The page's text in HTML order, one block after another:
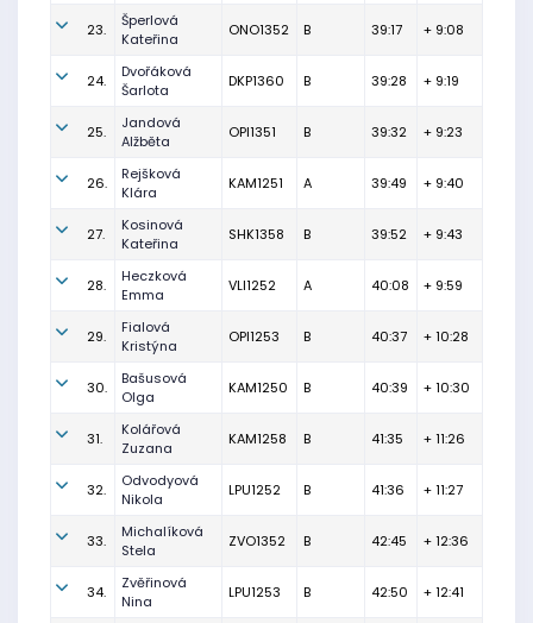
23.
Šperlová
Kateřina
ONO1352 B 39:17 + 9:08
24.
Dvořáková
Šarlota
DKP1360 B 39:28 + 9:19
25.
Jandová
Alžběta
OPI1351 B 39:32 + 9:23
26.
Rejšková
Klára
KAM1251 A 39:49 + 9:40
27.
Kosinová
Kateřina
SHK1358 B 39:52 + 9:43
28.
Heczková
Emma
VLI1252 A 40:08 + 9:59
29.
Fialová
Kristýna
OPI1253 B 40:37 + 10:28
30.
Bašusová
Olga
KAM1250 B 40:39 + 10:30
31.
Kolářová
Zuzana
KAM1258 B 41:35 + 11:26
32.
Odvodyová
Nikola
LPU1252 B 41:36 + 11:27
33.
Michalíková
Stela
ZVO1352 B 42:45 + 12:36
34.
Zvěřinová
Nina
LPU1253 B 42:50 + 12:41